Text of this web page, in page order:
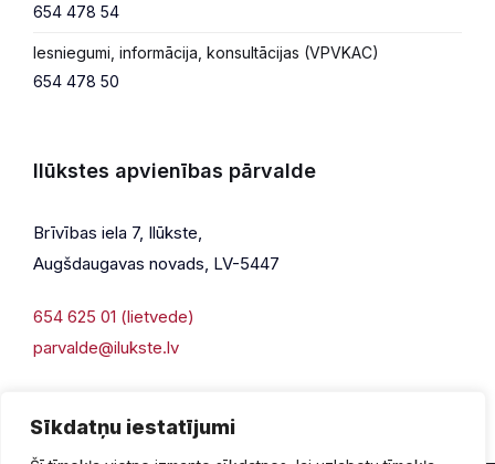
Sīkdatņu iestatījumi
654 478 54
Iesniegumi, informācija, konsultācijas (VPVKAC)
654 478 50
Ilūkstes apvienības pārvalde
Brīvības iela 7, Ilūkste,
Augšdaugavas novads, LV-5447
654 625 01 (lietvede)
parvalde@ilukste.lv